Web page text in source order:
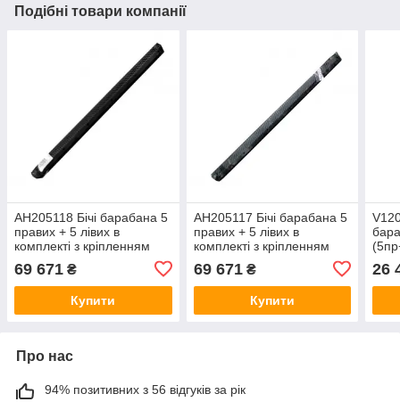
Подібні товари компанії
AH205118 Бічі барабана 5
правих + 5 лівих в
комплекті з кріпленням
(AH205117+AH205118 ,
V12068) JD9500 CTS
AH205118
69 671 ₴
Купити
AH205117 Бічі барабана 5
правих + 5 лівих в
комплекті з кріпленням
JD9500 CTS AH205117
69 671₴
Купити
26
Про нас
94% позитивних з 56 відгуків за рік